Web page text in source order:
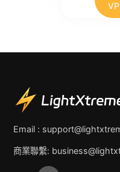
Email :
商業聯繫: